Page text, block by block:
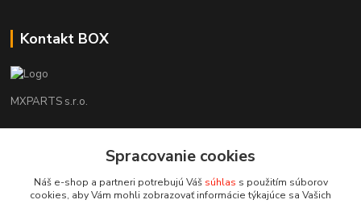
Kontakt BOX
MXPARTS s.r.o.
+421948260186
motokrossk@gmail.com
Spracovanie cookies
Náš e-shop a partneri potrebujú Váš súhlas s použitím súborov
cookies, aby Vám mohli zobrazovať informácie týkajúce sa Vašich